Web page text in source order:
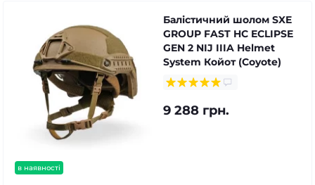
в наявності
Балістичний шолом SXE
GROUP FAST HC ECLIPSE
GEN 2 NIJ IIIA Helmet
System Койот (Coyote)
9 288 грн.